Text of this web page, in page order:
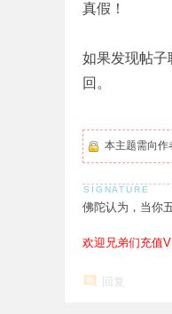
真假！
如果发现帖子
回。
本主题需向作
佛陀认为，当你
欢迎兄弟们充值
回复